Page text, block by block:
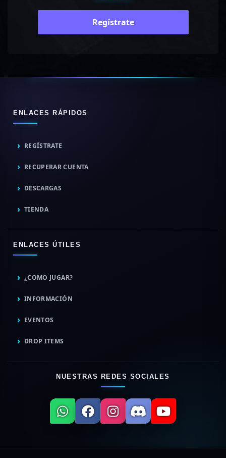
Regístrate
ENLACES RÁPIDOS
REGÍSTRATE
RECUPERAR CUENTA
DESCARGAS
TIENDA
ENLACES ÚTILES
¿COMO JUGAR?
INFORMACIÓN
EVENTOS
DROP ITEMS
NUESTRAS REDES SOCIALES